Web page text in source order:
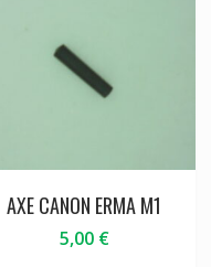
AXE CANON ERMA M1
5,00 €